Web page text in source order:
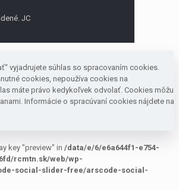
JC
vyjadrujete súhlas so spracovaním cookies.
cookies, nepoužíva cookies na
máte právo kedykoľvek odvolať. Cookies môžu
Informácie o spracúvaní cookies nájdete na
key "preview" in /data/e/6/e6a644f1-e754-
rcmtn.sk/web/wp-
social-slider-free/arscode-social-